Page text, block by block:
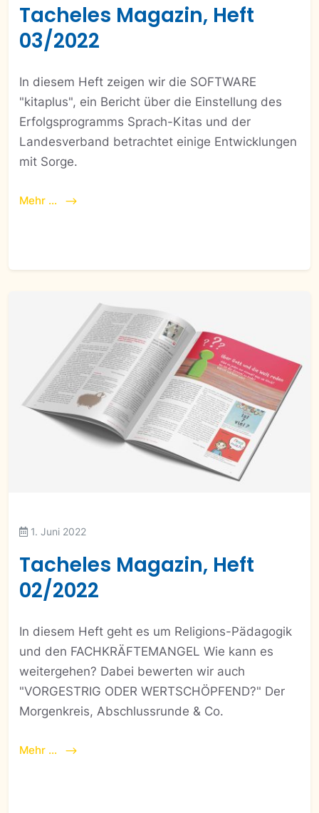
Tacheles Magazin, Heft
03/2022
In diesem Heft zeigen wir die SOFTWARE
"kitaplus", ein Bericht über die Einstellung des
Erfolgsprogramms Sprach-Kitas und der
Landesverband betrachtet einige Entwicklungen
mit Sorge.
Mehr ...
1. Juni 2022
Tacheles Magazin, Heft
02/2022
In diesem Heft geht es um Religions-Pädagogik
und den FACHKRÄFTEMANGEL Wie kann es
weitergehen? Dabei bewerten wir auch
"VORGESTRIG ODER WERTSCHÖPFEND?" Der
Morgenkreis, Abschlussrunde & Co.
Mehr ...